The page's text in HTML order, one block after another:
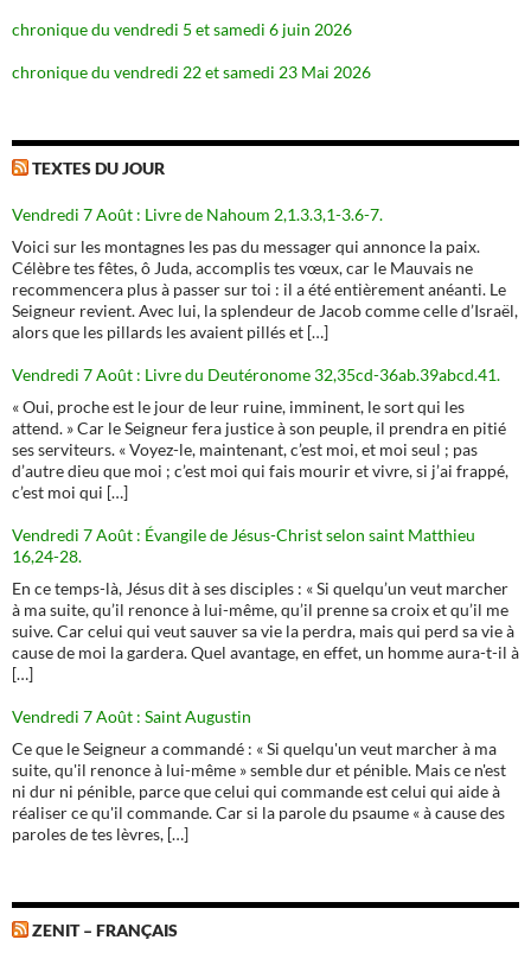
chronique du vendredi 5 et samedi 6 juin 2026
chronique du vendredi 22 et samedi 23 Mai 2026
TEXTES DU JOUR
Vendredi 7 Août : Livre de Nahoum 2,1.3.3,1-3.6-7.
Voici sur les montagnes les pas du messager qui annonce la paix.
Célèbre tes fêtes, ô Juda, accomplis tes vœux, car le Mauvais ne
recommencera plus à passer sur toi : il a été entièrement anéanti. Le
Seigneur revient. Avec lui, la splendeur de Jacob comme celle d’Israël,
alors que les pillards les avaient pillés et […]
Vendredi 7 Août : Livre du Deutéronome 32,35cd-36ab.39abcd.41.
« Oui, proche est le jour de leur ruine, imminent, le sort qui les
attend. » Car le Seigneur fera justice à son peuple, il prendra en pitié
ses serviteurs. « Voyez-le, maintenant, c’est moi, et moi seul ; pas
d’autre dieu que moi ; c’est moi qui fais mourir et vivre, si j’ai frappé,
c’est moi qui […]
Vendredi 7 Août : Évangile de Jésus-Christ selon saint Matthieu
16,24-28.
En ce temps-là, Jésus dit à ses disciples : « Si quelqu’un veut marcher
à ma suite, qu’il renonce à lui-même, qu’il prenne sa croix et qu’il me
suive. Car celui qui veut sauver sa vie la perdra, mais qui perd sa vie à
cause de moi la gardera. Quel avantage, en effet, un homme aura-t-il à
[…]
Vendredi 7 Août : Saint Augustin
Ce que le Seigneur a commandé : « Si quelqu'un veut marcher à ma
suite, qu'il renonce à lui-même » semble dur et pénible. Mais ce n'est
ni dur ni pénible, parce que celui qui commande est celui qui aide à
réaliser ce qu'il commande. Car si la parole du psaume « à cause des
paroles de tes lèvres, […]
ZENIT – FRANÇAIS